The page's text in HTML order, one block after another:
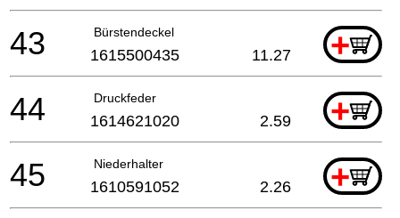
Bürstendeckel +
43 1615500435 11.27
Druckfeder +
44 1614621020 2.59
Niederhalter +
45 1610591052 2.26